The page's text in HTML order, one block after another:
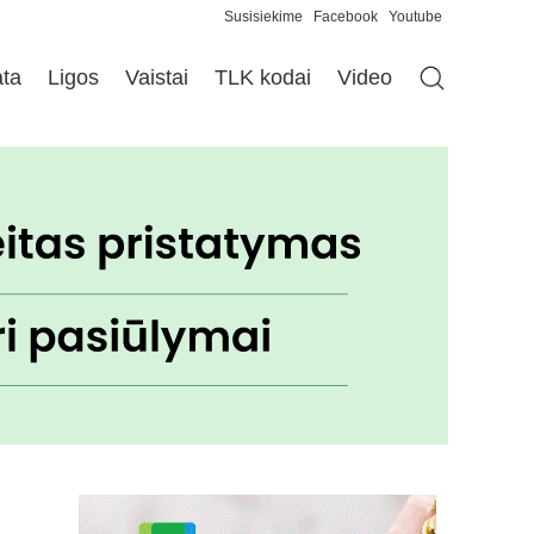
Susisiekime Facebook Youtube
Ligos Vaistai TLK kodai Video